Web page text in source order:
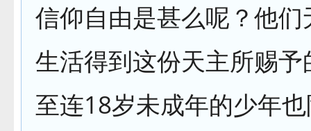
信仰自由是甚么呢？他
生活得到这份天主所赐
至连18岁未成年的少年